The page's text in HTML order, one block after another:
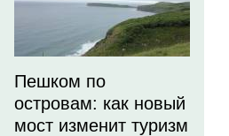
Пешком по
островам: как новый
мост изменит туризм